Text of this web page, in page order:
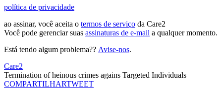
política de privacidade
ao assinar, você aceita o termos de serviço da Care2
Você pode gerenciar suas assinaturas de e-mail a qualquer momento.
Está tendo algum problema?? Avise-nos.
Care2
Termination of heinous crimes agains Targeted Individuals
COMPARTILHARTWEET